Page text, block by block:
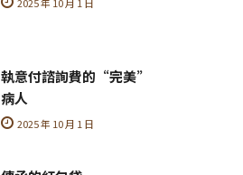
執意付諮詢費的“完美”
病人
2025 年 10 月 1 日